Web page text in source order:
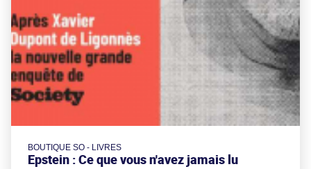
BOUTIQUE SO - LIVRES
Epstein : Ce que vous n'avez jamais lu